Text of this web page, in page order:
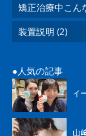
矯正治療中こん
装置説明 (2)
人気の記事
イ
山